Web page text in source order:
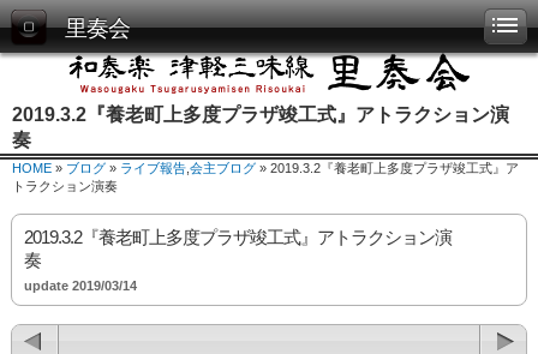
里奏会
2019.3.2『養老町上多度プラザ竣工式』アトラクション演
奏
HOME » ブログ » ライブ報告 会主ブログ » 2019.3.2『養老町上多度プラザ竣工式』ア
トラクション演奏
2019.3.2『養老町上多度プラザ竣工式』アトラクション演
奏
update 2019/03/14